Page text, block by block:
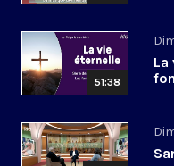
51:38
La